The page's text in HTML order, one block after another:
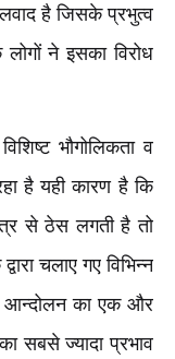
है जिसके प्रभुत्व
लोगों ने इसका विरोध
भौगोलिकता व
है यही कारण है कि
से ठेस लगती है तो
चलाए गए विभिन्न
आन्दोलन का एक और
सबसे ज्यादा प्रभाव